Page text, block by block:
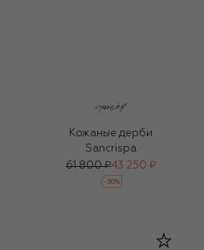
Кожаные дерби
Sancrispa
61 800 ₽43 250 ₽
-30%